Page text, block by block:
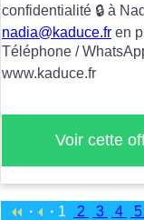
confidentialité 🔒 à
nadia@kaduce.fr en
Téléphone /
www.kaduce.fr
Voir cette
· · 1 2 3 4 5